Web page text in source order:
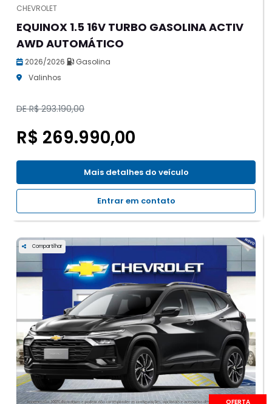
CHEVROLET
EQUINOX 1.5 16V TURBO GASOLINA ACTIV
AWD AUTOMÁTICO
2026/2026
Gasolina
Valinhos
DE R$ 293.190,00
R$ 269.990,00
Mais detalhes do veículo
Entrar em contato
OFERTA
Compartilhar